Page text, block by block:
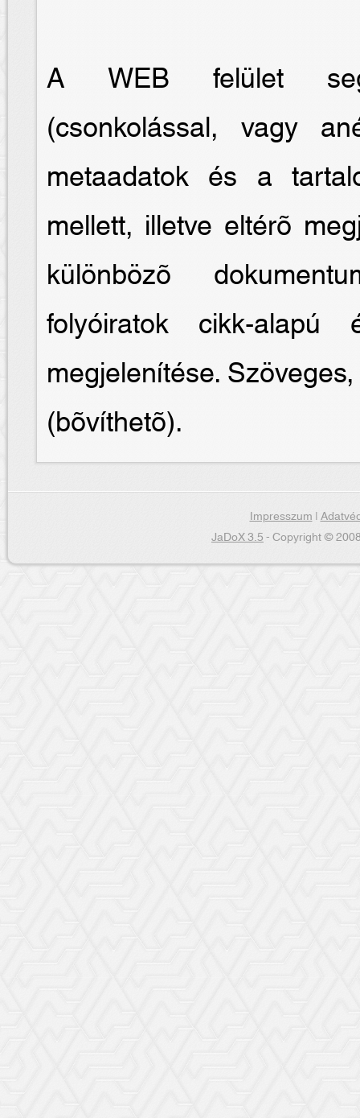
A WEB felület
(csonkolással, vagy
metaadatok és a
mellett, illetve eltérõ
különbözõ
folyóiratok cikk-alapú
megjelenítése.
(bõvíthetõ).
Impresszum|
JaDoX 3.5- Copyright ©